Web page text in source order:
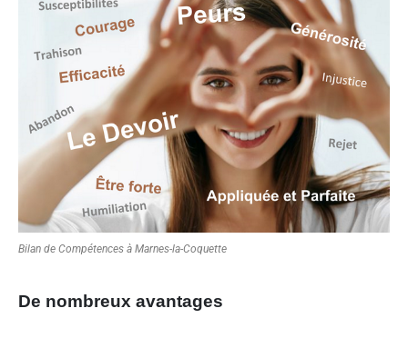
Bilan de Compétences à Marnes-la-Coquette
De nombreux avantages